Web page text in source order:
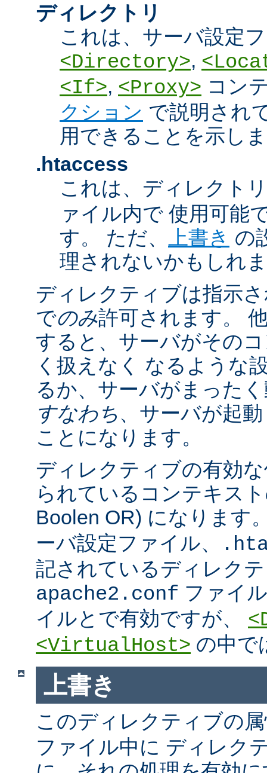
ディレクトリ
これは、サーバ設定
<Directory>,
<If>, <Proxy> コン
クション で説明され
用できることを示し
.htaccess
これは、ディレクトリ
ァイル内で 使用可能
す。 ただ、
上書き の
理されないかもしれ
ディレクティブは指示
でのみ許可されます。
すると、サーバがその
く扱えなく なるような
るか、サーバがまった
すなわち、サーバが起
ことになります。
ディレクティブの有効
られているコンテキス
Boolen OR) になります
ーバ設定ファイル、
記されているディレク
apache2.conf ファイ
イルとで有効ですが、
<VirtualHost> の中で
上書き
このディレクティブの
ファイル中に ディレク